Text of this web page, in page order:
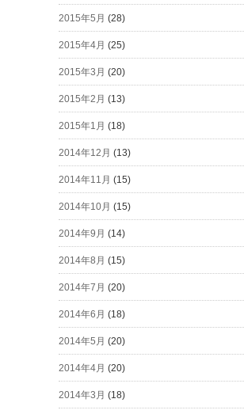
2015年5月 (28)
2015年4月 (25)
2015年3月 (20)
2015年2月 (13)
2015年1月 (18)
2014年12月 (13)
2014年11月 (15)
2014年10月 (15)
2014年9月 (14)
2014年8月 (15)
2014年7月 (20)
2014年6月 (18)
2014年5月 (20)
2014年4月 (20)
2014年3月 (18)